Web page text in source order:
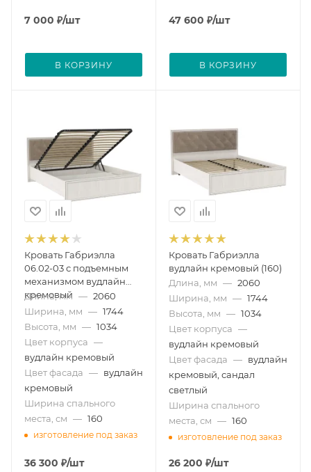
7 000 ₽/шт
В КОРЗИНУ
47 600 ₽/шт
В КОРЗИНУ
Кровать Габриэлла
06.02-03 с подъемным
механизмом вудлайн
кремовый
Длина, мм — 2060
Ширина, мм — 1744
Высота, мм — 1034
Цвет корпуса —
вудлайн кремовый
Цвет фасада — вудлайн
кремовый
Ширина спального
места, см — 160
изготовление под заказ
36 300 ₽/шт
Кровать Габриэлла
вудлайн кремовый (160)
Длина, мм — 2060
Ширина, мм — 1744
Высота, мм — 1034
Цвет корпуса —
вудлайн кремовый
Цвет фасада — вудлайн
кремовый, сандал
светлый
Ширина спального
места, см — 160
изготовление под заказ
26 200 ₽/шт